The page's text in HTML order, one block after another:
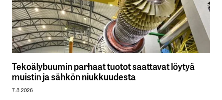
Tekoälybuumin parhaat tuotot saattavat löytyä
muistin ja sähkön niukkuudesta
7.8.2026